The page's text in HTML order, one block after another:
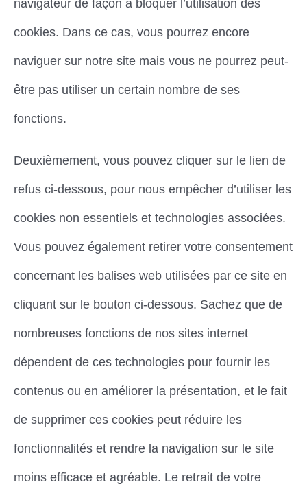
navigateur de façon à bloquer l’utilisation des
cookies. Dans ce cas, vous pourrez encore
naviguer sur notre site mais vous ne pourrez peut-
être pas utiliser un certain nombre de ses
fonctions.
Deuxièmement, vous pouvez cliquer sur le lien de
refus ci-dessous, pour nous empêcher d’utiliser les
cookies non essentiels et technologies associées.
Vous pouvez également retirer votre consentement
concernant les balises web utilisées par ce site en
cliquant sur le bouton ci-dessous. Sachez que de
nombreuses fonctions de nos sites internet
dépendent de ces technologies pour fournir les
contenus ou en améliorer la présentation, et le fait
de supprimer ces cookies peut réduire les
fonctionnalités et rendre la navigation sur le site
moins efficace et agréable. Le retrait de votre